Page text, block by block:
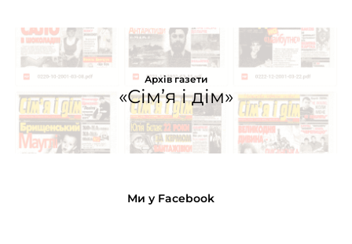
Архів газети
«Сім’я і дім»
Ми у Facebook